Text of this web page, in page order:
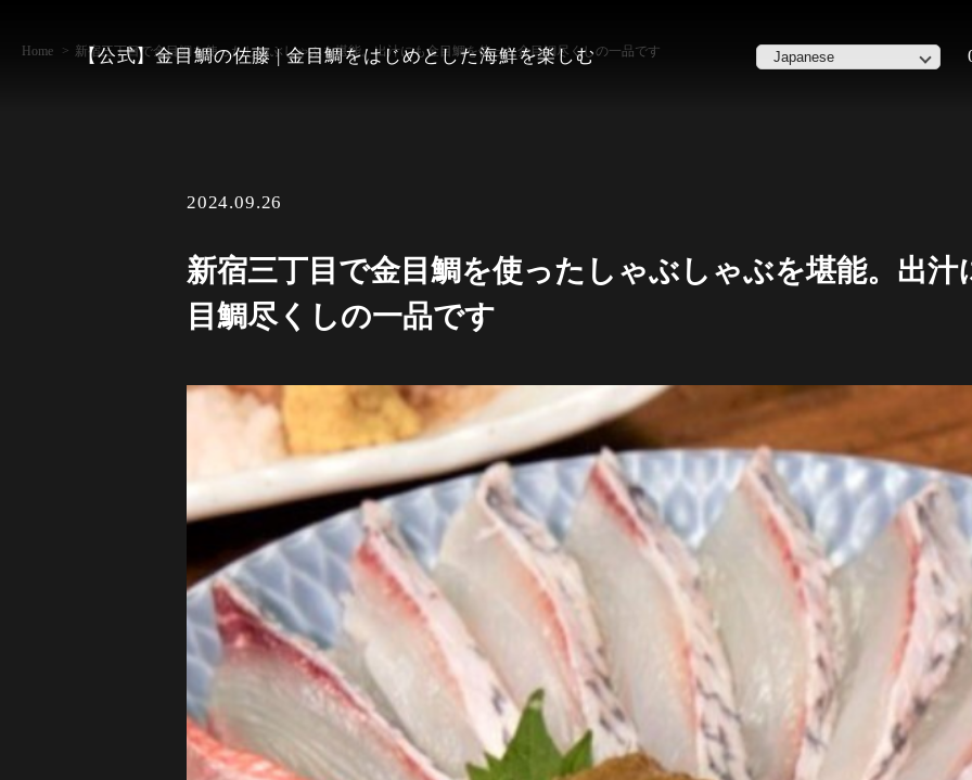
【公式】金目鯛の佐藤 | 金目鯛をはじめとした海鮮を楽しむ
Home 新宿三丁目で金目鯛を使ったしゃぶしゃぶを堪能。出汁にも金目鯛を使った金目鯛尽くしの一品です
2024.09.26
新宿三丁目で金目鯛を使ったしゃぶしゃぶを堪能。出
目鯛尽くしの一品です